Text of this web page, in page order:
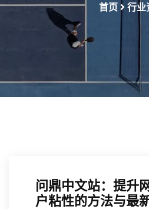
首页 行业
问鼎中文站：提升
户粘性的方法与最